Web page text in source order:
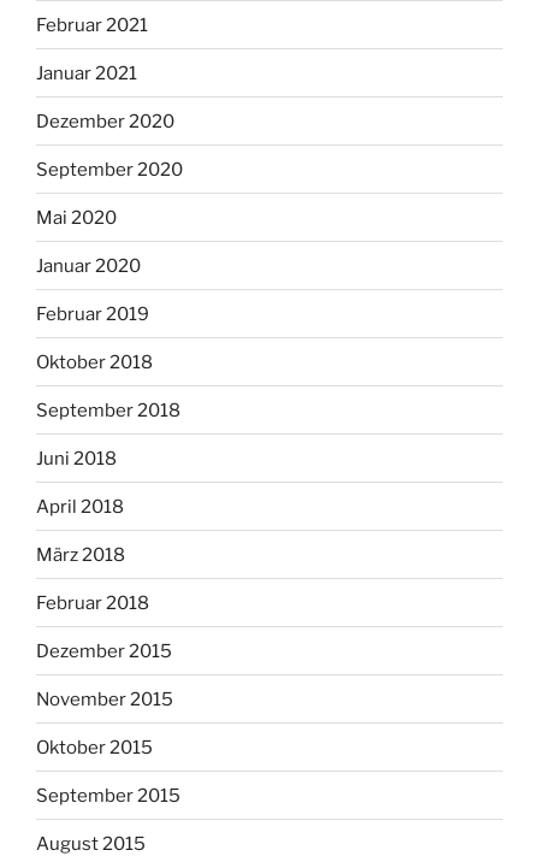
Februar 2021
Januar 2021
Dezember 2020
September 2020
Mai 2020
Januar 2020
Februar 2019
Oktober 2018
September 2018
Juni 2018
April 2018
März 2018
Februar 2018
Dezember 2015
November 2015
Oktober 2015
September 2015
August 2015